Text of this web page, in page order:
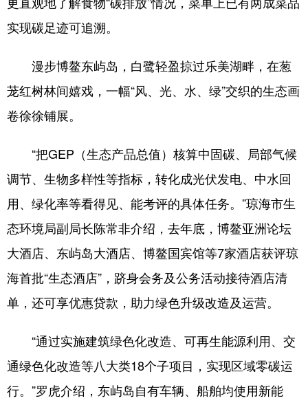
实现碳足迹可追溯。
漫步博鳌东屿岛，白鹭轻盈掠过乐美湖畔，在葱
茏红树林间嬉戏，一幅“风、光、水、绿”交织的生态画
卷徐徐铺展。
“把GEP（生态产品总值）核算中固碳、局部气候
调节、生物多样性等指标，转化成光伏发电、中水回
用、绿化率等看得见、能考评的具体任务。”琼海市生
态环境局副局长陈常非介绍，去年底，博鳌亚洲论坛
大酒店、东屿岛大酒店、博鳌国宾馆等7家酒店获评琼
海首批“生态酒店”，跻身会务及公务活动接待酒店清
单，还可享优惠贷款，助力绿色升级改造及运营。
“通过实施建筑绿色化改造、可再生能源利用、交
通绿色化改造等八大类18个子项目，实现区域零碳运
行。”罗虎介绍，东屿岛自有车辆、船舶均使用新能